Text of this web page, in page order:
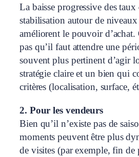
La baisse progressive des
stabilisation autour de
améliorent le pouvoir d’achat.
pas qu’il faut attendre une
souvent plus pertinent d’agir
stratégie claire et un bien qui
critères (localisation, surface,
2. Pour les vendeurs
Bien qu’il n’existe pas de
moments peuvent être plus
de visites (par exemple, fin de